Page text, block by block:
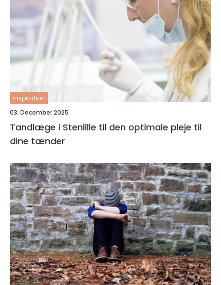
inspiration
03. December 2025
Tandlæge i Stenlille til den optimale pleje til
dine tænder